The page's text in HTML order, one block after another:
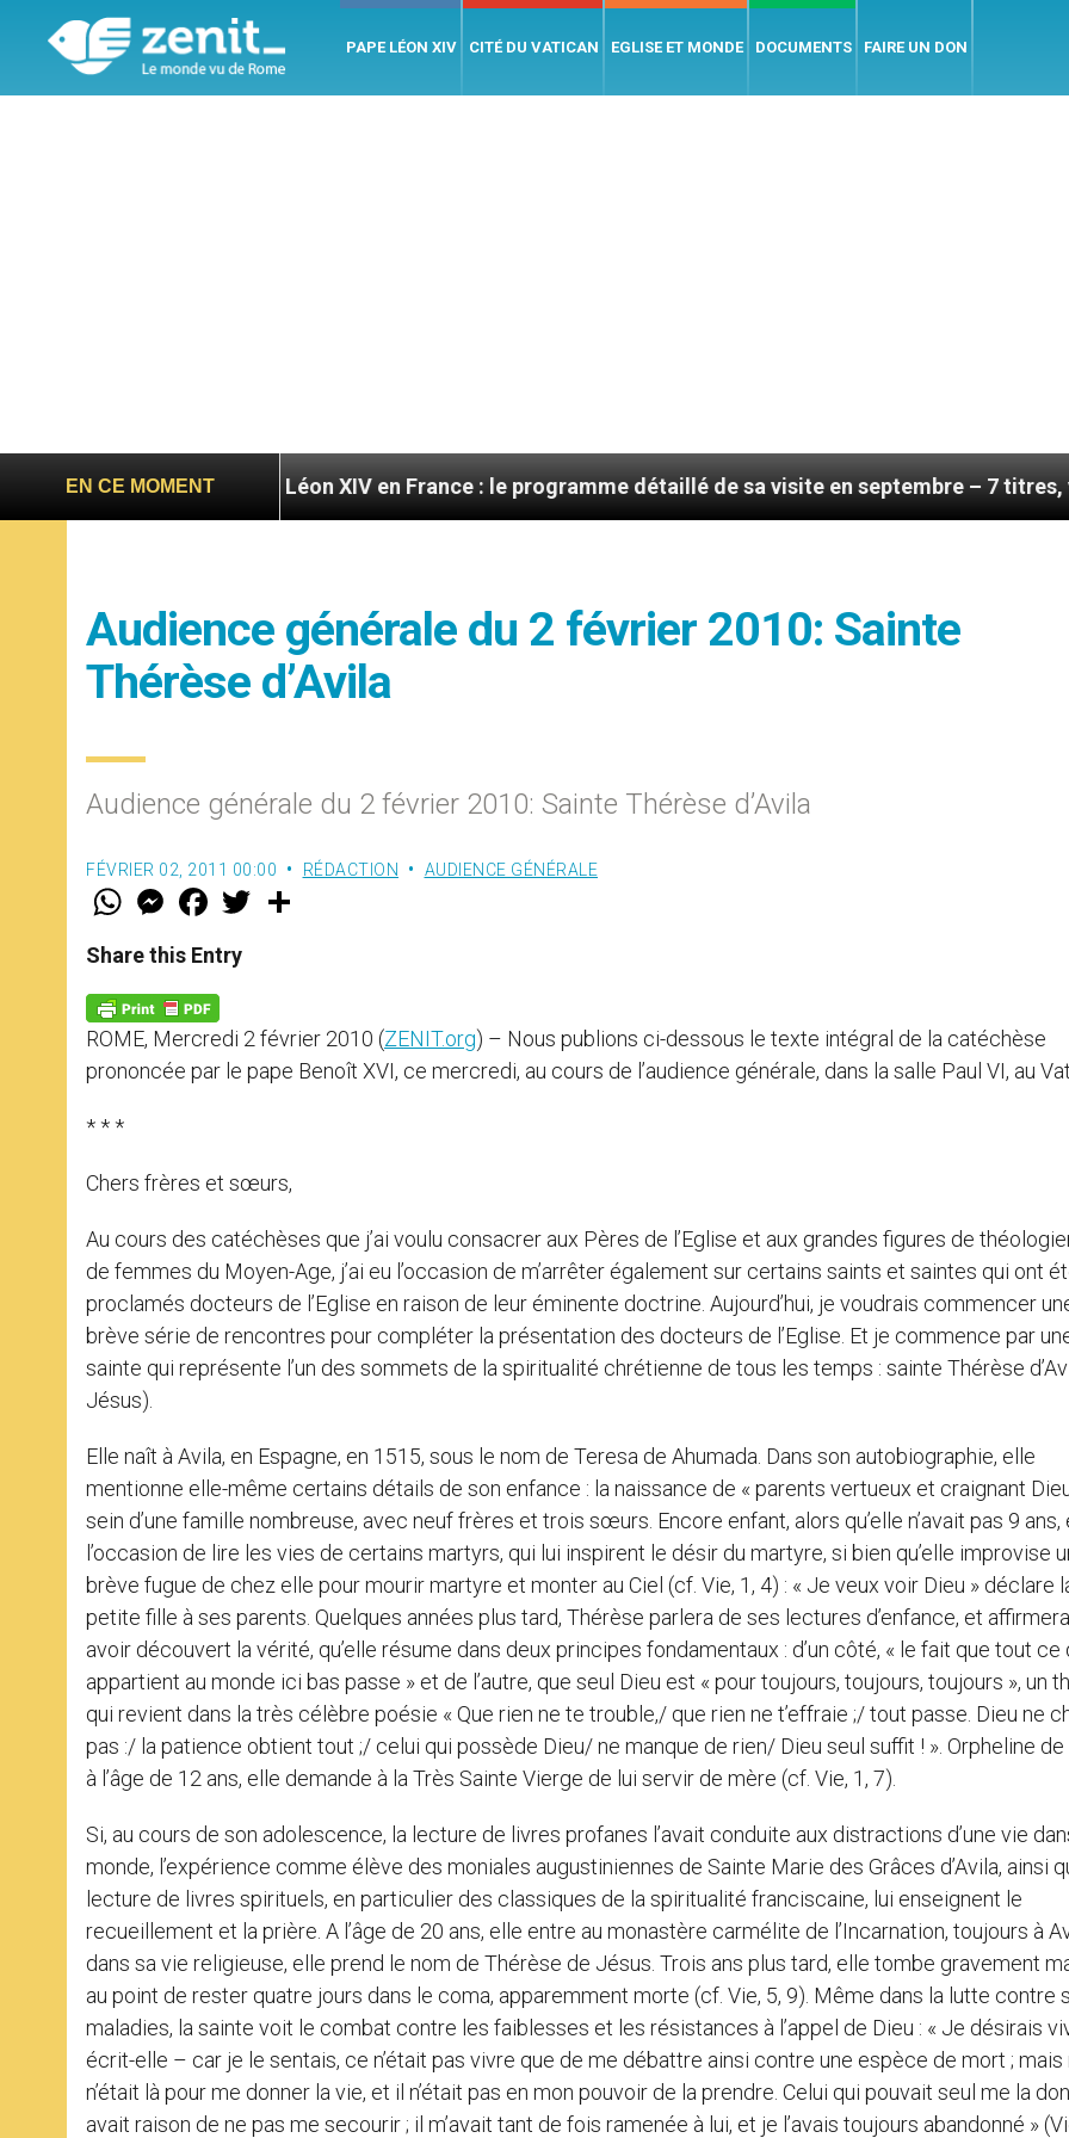
PAPE LÉON XIV CITÉ DU VATICAN EGLISE ET MONDE DOCUMENTS FAIRE UN DON
EN CE MOMENTLéon XIV en France : le programme détaillé de sa visite en septembre – 7 titres, vendredi 7
Audience générale du 2 février 2010: Sainte
Thérèse d’Avila
Audience générale du 2 février 2010: Sainte Thérèse d’Avila
FÉVRIER 02, 2011 00:00 RÉDACTION AUDIENCE GÉNÉRALE
W
t
s
p
p
M
e
s
e
g
e
r
F
a
e
b
k
w
Share this Entry
ROME, Mercredi 2 février 2010 (ZENIT.org) – Nous publions ci-dessous le texte intégral de la catéchèse
prononcée par le pape Benoît XVI, ce mercredi, au cours de l’audience générale, dans la salle Paul VI, au
* * *
Chers frères et sœurs,
Au cours des catéchèses que j’ai voulu consacrer aux Pères de l’Eglise et aux grandes figures de
de femmes du Moyen-Age, j’ai eu l’occasion de m’arrêter également sur certains saints et saintes qui ont
proclamés docteurs de l’Eglise en raison de leur éminente doctrine. Aujourd’hui, je voudrais commencer
brève série de rencontres pour compléter la présentation des docteurs de l’Eglise. Et je commence par
sainte qui représente l’un des sommets de la spiritualité chrétienne de tous les temps : sainte Thérèse
Jésus).
Elle naît à Avila, en Espagne, en 1515, sous le nom de Teresa de Ahumada. Dans son autobiographie, elle
mentionne elle-même certains détails de son enfance : la naissance de « parents vertueux et craignant
sein d’une famille nombreuse, avec neuf frères et trois sœurs. Encore enfant, alors qu’elle n’avait pas 9 ans,
l’occasion de lire les vies de certains martyrs, qui lui inspirent le désir du martyre, si bien qu’elle improvise
brève fugue de chez elle pour mourir martyre et monter au Ciel (cf. Vie, 1, 4) : « Je veux voir Dieu » déclare
petite fille à ses parents. Quelques années plus tard, Thérèse parlera de ses lectures d’enfance, et
avoir découvert la vérité, qu’elle résume dans deux principes fondamentaux : d’un côté, « le fait que tout ce
appartient au monde ici bas passe » et de l’autre, que seul Dieu est « pour toujours, toujours, toujours », un
qui revient dans la très célèbre poésie « Que rien ne te trouble,/ que rien ne t’effraie ;/ tout passe. Dieu ne
pas :/ la patience obtient tout ;/ celui qui possède Dieu/ ne manque de rien/ Dieu seul suffit ! ». Orpheline
à l’âge de 12 ans, elle demande à la Très Sainte Vierge de lui servir de mère (cf. Vie, 1, 7).
Si, au cours de son adolescence, la lecture de livres profanes l’avait conduite aux distractions d’une vie
monde, l’expérience comme élève des moniales augustiniennes de Sainte Marie des Grâces d’Avila, ainsi
lecture de livres spirituels, en particulier des classiques de la spiritualité franciscaine, lui enseignent le
recueillement et la prière. A l’âge de 20 ans, elle entre au monastère carmélite de l’Incarnation, toujours à
dans sa vie religieuse, elle prend le nom de Thérèse de Jésus. Trois ans plus tard, elle tombe gravement
au point de rester quatre jours dans le coma, apparemment morte (cf. Vie, 5, 9). Même dans la lutte contre
maladies, la sainte voit le combat contre les faiblesses et les résistances à l’appel de Dieu : « Je désirais
écrit-elle – car je le sentais, ce n’était pas vivre que de me débattre ainsi contre une espèce de mort ; mais
n’était là pour me donner la vie, et il n’était pas en mon pouvoir de la prendre. Celui qui pouvait seul me la
avait raison de ne pas me secourir ; il m’avait tant de fois ramenée à lui, et je l’avais toujours abandonné »